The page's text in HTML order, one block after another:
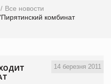
Все новости
комбинат
14 березня 2011